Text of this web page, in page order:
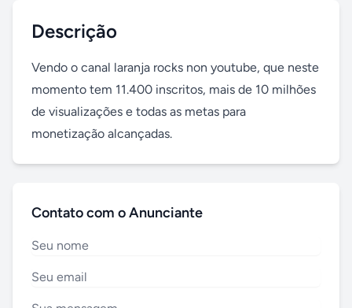
Descrição
Vendo o canal laranja rocks non youtube, que neste
momento tem 11.400 inscritos, mais de 10 milhões
de visualizações e todas as metas para
monetização alcançadas.
Contato com o Anunciante